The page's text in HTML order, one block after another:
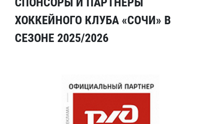
ХОККЕЙНОГО КЛУБА «СОЧИ» В
СЕЗОНЕ 2025/2026